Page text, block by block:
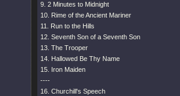
9. 2 Minutes to Midnight
10. Rime of the Ancient Mariner
11. Run to the Hills
12. Seventh Son of a Seventh Son
13. The Trooper
14. Hallowed Be Thy Name
15. Iron Maiden
----
16. Churchill's Speech